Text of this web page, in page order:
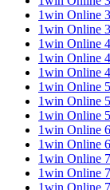
1win Online
1win Online
1win Online
1win Online
1win Online
1win Online
1win Online
1win Online
1win Online
1win Online
1win Online
1win Online
1win Online